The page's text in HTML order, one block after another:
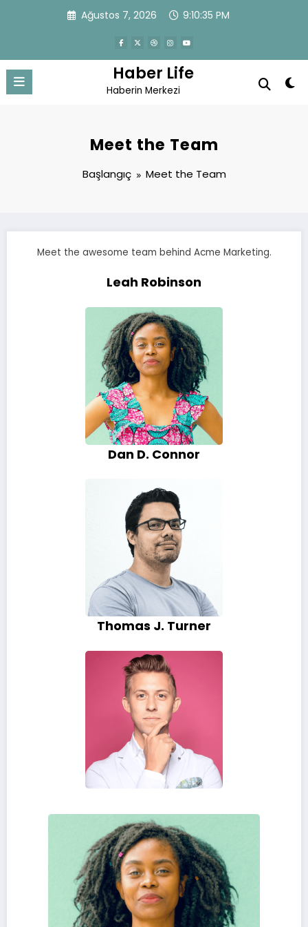
Ağustos 7, 2026 9:10:36 PM
Haber Life
Haberin Merkezi
Meet the Team
Başlangıç Meet the Team
Meet the awesome team behind Acme Marketing.
Leah Robinson
Dan D. Connor
Thomas J. Turner